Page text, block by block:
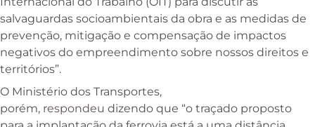
salvaguardas socioambientais da obra e as medidas de
prevenção, mitigação e compensação de impactos
negativos do empreendimento sobre nossos direitos e
territórios”.
O Ministério dos Transportes,
porém, respondeu dizendo que “o traçado proposto